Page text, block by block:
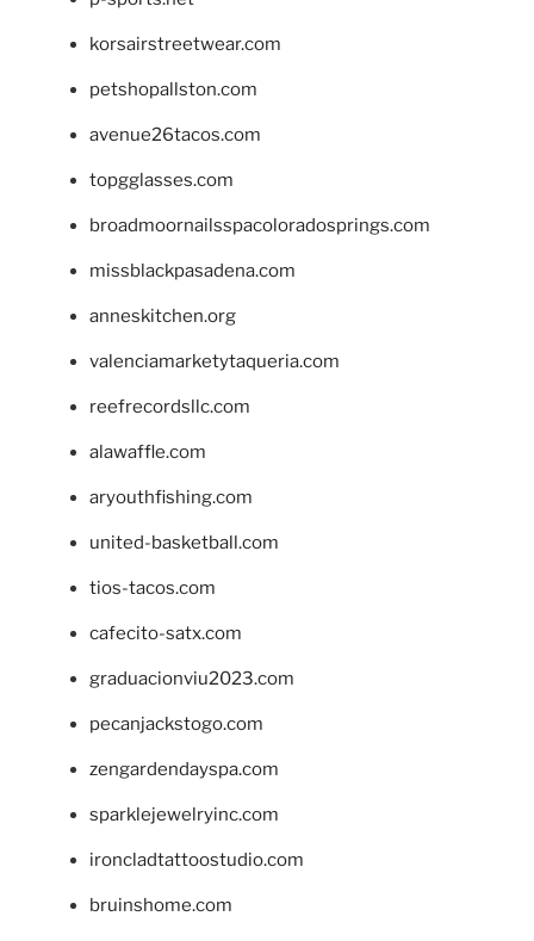
korsairstreetwear.com
petshopallston.com
avenue26tacos.com
topgglasses.com
broadmoornailsspacoloradosprings.com
missblackpasadena.com
anneskitchen.org
valenciamarketytaqueria.com
reefrecordsllc.com
alawaffle.com
aryouthfishing.com
united-basketball.com
tios-tacos.com
cafecito-satx.com
graduacionviu2023.com
pecanjackstogo.com
zengardendayspa.com
sparklejewelryinc.com
ironcladtattoostudio.com
bruinshome.com